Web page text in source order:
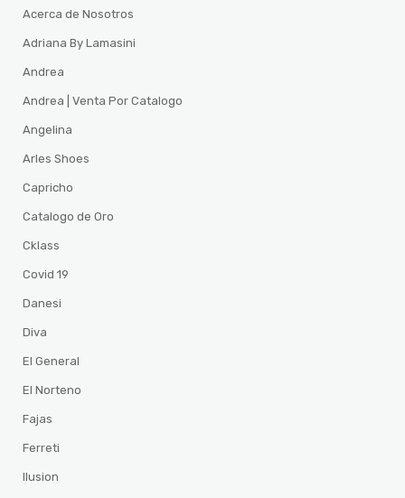
Acerca de Nosotros
Adriana By Lamasini
Andrea
Andrea | Venta Por Catalogo
Angelina
Arles Shoes
Capricho
Catalogo de Oro
Cklass
Covid 19
Danesi
Diva
El General
El Norteno
Fajas
Ferreti
Ilusion